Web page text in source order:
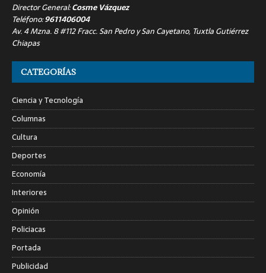
Director General:Cosme Vázquez
Teléfono:9611406004
Av. 4 Mzna. 8 #112 Fracc. San Pedro y San Cayetano, Tuxtla Gutiérrez
Chiapas
CATEGORÍAS
Ciencia y Tecnología
Columnas
Cultura
Deportes
Economía
Interiores
Opinión
Policiacas
Portada
Publicidad